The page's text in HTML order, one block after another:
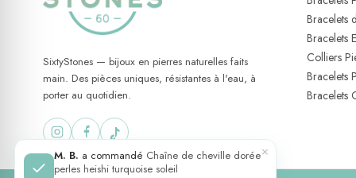
SixtyStones — bijoux en pierres naturelles faits
main. Des pièces uniques, résistantes à l'eau, à
porter au quotidien.
Bracelets
Bracelets
Colliers
Bracelets
Bracelets
M. B. a commandé Chaîne de cheville dorée
perles heishi turquoise soleil
×